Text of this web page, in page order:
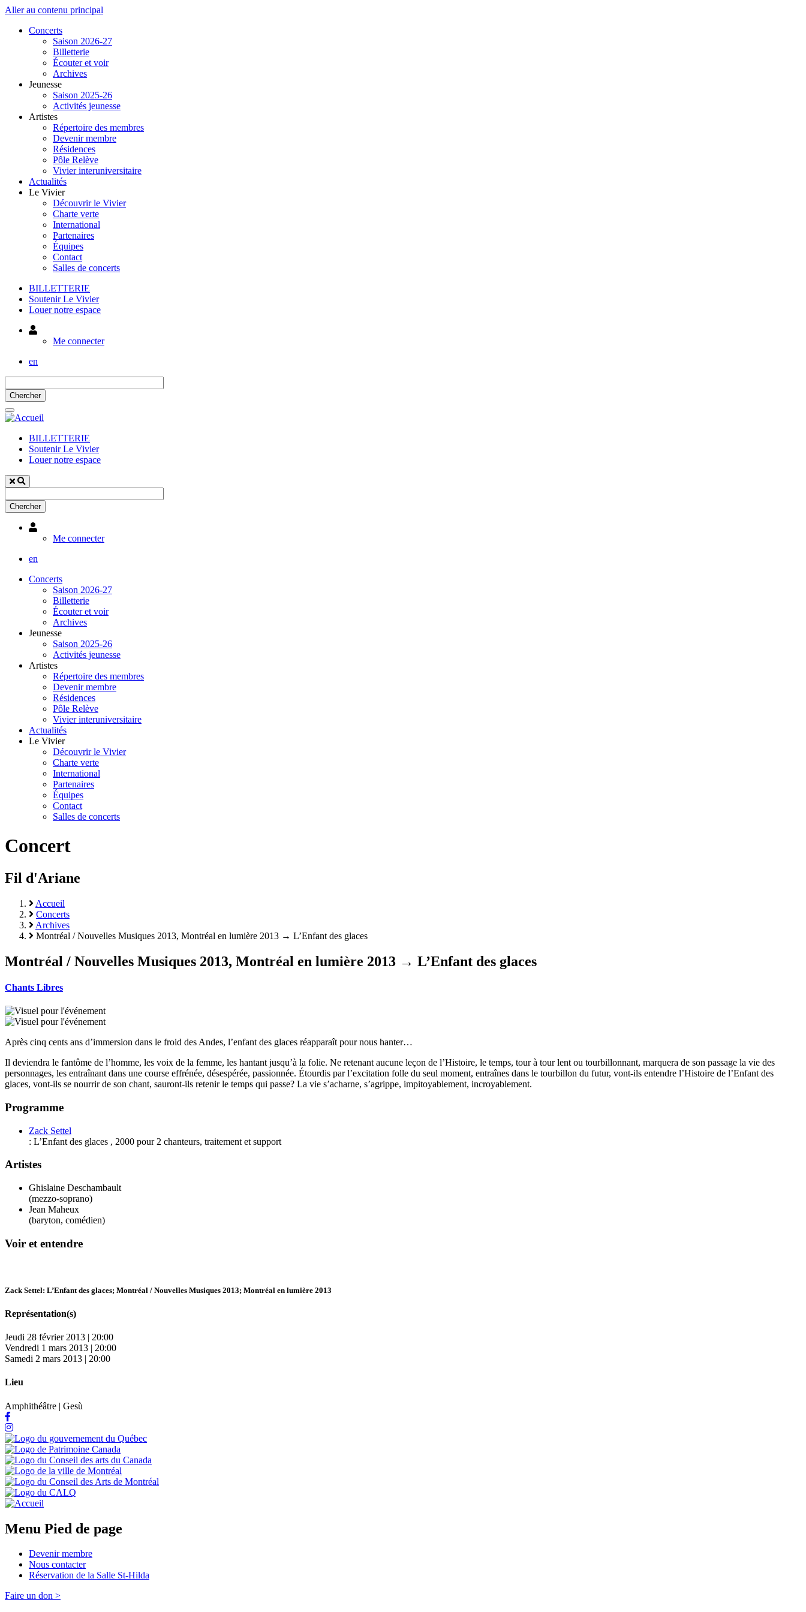
Aller au contenu principal
Concerts
Saison 2026-27
Billetterie
Écouter et voir
Archives
Jeunesse
Saison 2025-26
Activités jeunesse
Artistes
Répertoire des membres
Devenir membre
Résidences
Pôle Relève
Vivier interuniversitaire
Actualités
Le Vivier
Découvrir le Vivier
Charte verte
International
Partenaires
Équipes
Contact
Salles de concerts
BILLETTERIE
Soutenir Le Vivier
Louer notre espace
Utilisateur
Me connecter
en
BILLETTERIE
Soutenir Le Vivier
Louer notre espace
Utilisateur
Me connecter
en
Concerts
Saison 2026-27
Billetterie
Écouter et voir
Archives
Jeunesse
Saison 2025-26
Activités jeunesse
Artistes
Répertoire des membres
Devenir membre
Résidences
Pôle Relève
Vivier interuniversitaire
Actualités
Le Vivier
Découvrir le Vivier
Charte verte
International
Partenaires
Équipes
Contact
Salles de concerts
Concert
Fil d'Ariane
Accueil
Concerts
Archives
Montréal / Nouvelles Musiques 2013, Montréal en lumière 2013 → L’Enfant des glaces
Montréal / Nouvelles Musiques 2013, Montréal en lumière 2013 → L’Enfant des glaces
Chants Libres
Après cinq cents ans d’immersion dans le froid des Andes, l’enfant des glaces réapparaît pour nous hanter…
Il deviendra le fantôme de l’homme, les voix de la femme, les hantant jusqu’à la folie. Ne retenant aucune leçon de l’Histoire, le temps, tour à tour lent ou tourbillonnant, marquera de son passage la vie des
personnages, les entraînant dans une course effrénée, désespérée, passionnée. Étourdis par l’excitation folle du seul moment, entraînes dans le tourbillon du futur, vont-ils entendre l’Histoire de l’Enfant des
glaces, vont-ils se nourrir de son chant, sauront-ils retenir le temps qui passe? La vie s’acharne, s’agrippe, impitoyablement, incroyablement.
Programme
Zack Settel
: L’Enfant des glaces , 2000 pour 2 chanteurs, traitement et support
Artistes
Ghislaine Deschambault
(mezzo-soprano)
Jean Maheux
(baryton, comédien)
Voir et entendre
Zack Settel: L’Enfant des glaces; Montréal / Nouvelles Musiques 2013; Montréal en lumière 2013
Représentation(s)
Jeudi 28 février 2013 | 20:00
Vendredi 1 mars 2013 | 20:00
Samedi 2 mars 2013 | 20:00
Lieu
Amphithéâtre | Gesù
Menu Pied de page
Devenir membre
Nous contacter
Réservation de la Salle St-Hilda
Faire un don >